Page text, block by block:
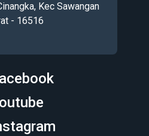
Kec Sawangan
- 16516